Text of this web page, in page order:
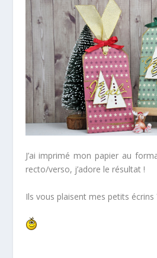
J’ai imprimé mon papier au
recto/verso, j’adore le résultat !
Ils vous plaisent mes petits écrins